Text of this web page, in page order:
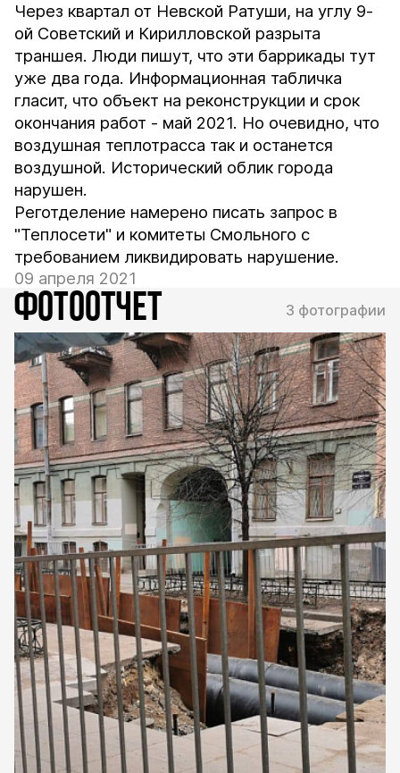
Через квартал от Невской Ратуши, на углу 9-
ой Советский и Кирилловской разрыта
траншея. Люди пишут, что эти баррикады тут
уже два года. Информационная табличка
гласит, что объект на реконструкции и срок
окончания работ - май 2021. Но очевидно, что
воздушная теплотрасса так и останется
воздушной. Исторический облик города
нарушен.
Реготделение намерено писать запрос в
"Теплосети" и комитеты Смольного с
требованием ликвидировать нарушение.
09 апреля 2021
ФОТООТЧЕТ 3 фотографии